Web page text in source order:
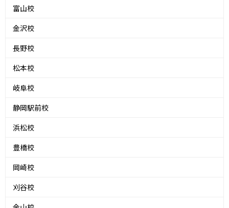
富山校
金沢校
長野校
松本校
岐阜校
静岡駅前校
浜松校
豊橋校
岡崎校
刈谷校